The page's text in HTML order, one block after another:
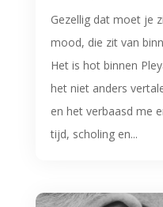
Gezellig dat moet je
mood, die zit van
Het is hot binnen
het niet anders
en het verbaasd me
tijd, scholing en...